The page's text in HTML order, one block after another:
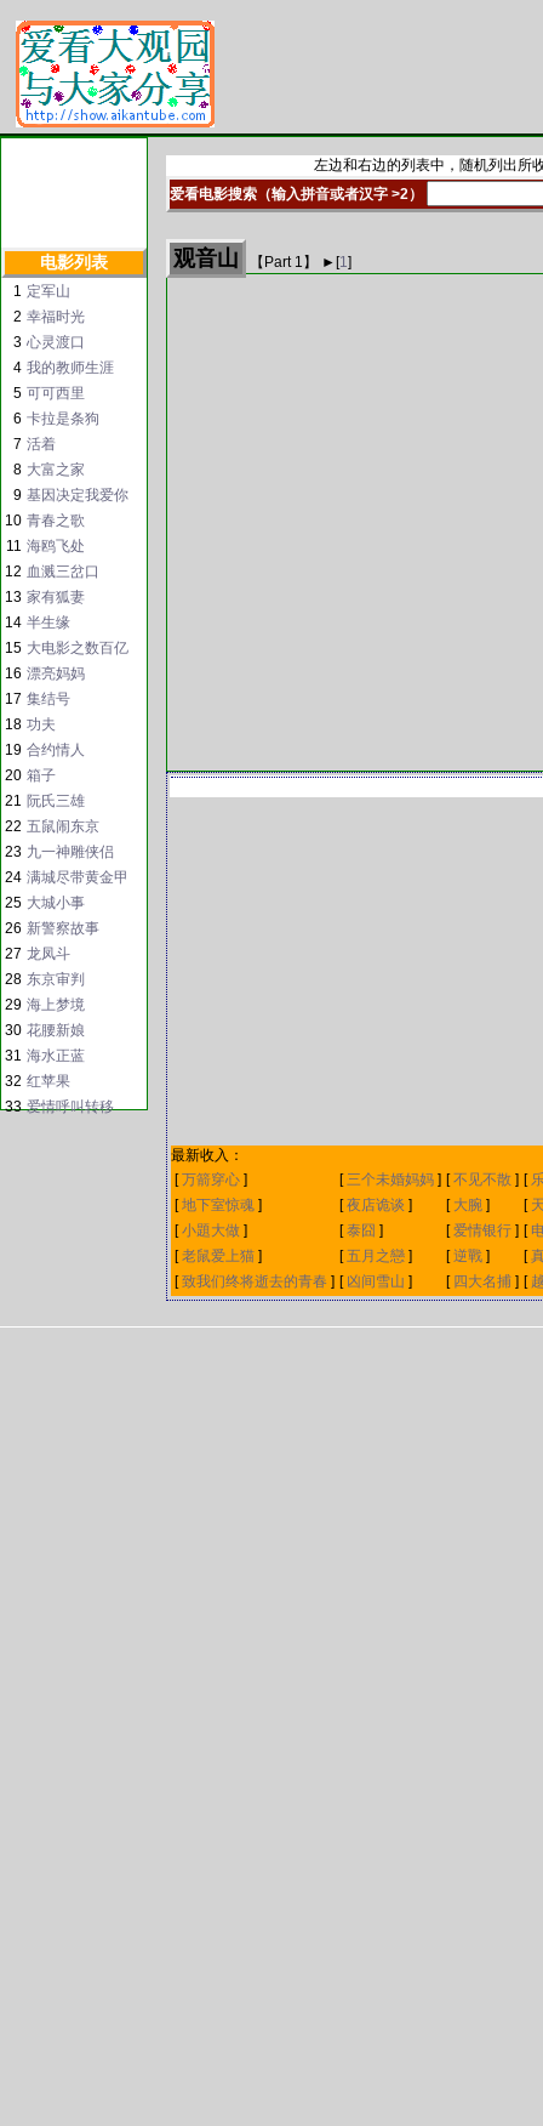
电影列表
1 定军山
2 幸福时光
3 心灵渡口
4 我的教师生涯
5 可可西里
6 卡拉是条狗
7 活着
8 大富之家
9 基因决定我爱你
10 青春之歌
11 海鸥飞处
12 血溅三岔口
13 家有狐妻
14 半生缘
15 大电影之数百亿
16 漂亮妈妈
17 集结号
18 功夫
19 合约情人
20 箱子
21 阮氏三雄
22 五鼠闹东京
23 九一神雕侠侣
24 满城尽带黄金甲
25 大城小事
26 新警察故事
27 龙凤斗
28 东京审判
29 海上梦境
30 花腰新娘
31 海水正蓝
32 红苹果
33 爱情呼叫转移
左边和右边的列表中，随机列出所
爱看电影搜索（输入拼音或者汉字 >2）
观音山 【Part 1 】 ► [1]
最新收入：
[万箭穿心 ] [三个未婚妈妈 ] [不见不散 ] [
[地下室惊魂 ] [夜店诡谈 ] [ 大腕 ] [
[小題大做 ] [泰囧 ] [爱情银行 ] [
[老鼠爱上猫 ] [五月之戀 ] [逆戰 ] [
[致我们终将逝去的青春 ] [ 凶间雪山 ] [ 四大名捕 ] [